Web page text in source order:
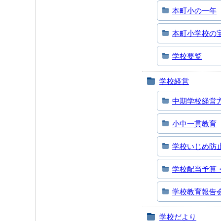
本町小の一年
本町小学校の
学校要覧
学校経営
中期学校経営
小中一貫教育
学校いじめ防
学校配当予算
学校教育報告
学校だより